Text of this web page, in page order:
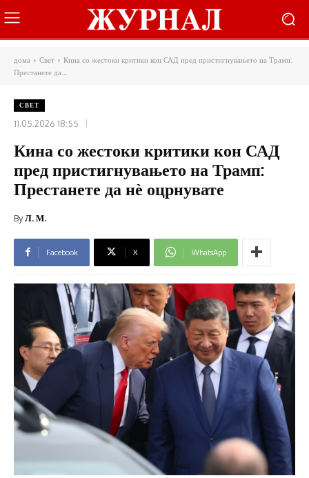
дома Свет
Кина со жестоки критики кон САД пред пристигнувањето на Трамп:
Престанете да...
СВЕТ
11.05.2026 18:55
Кина со жестоки критики кон САД
пред пристигнувањето на Трамп:
Престанете да нѐ оцрнувате
ByЛ. М.
Facebook X WhatsApp